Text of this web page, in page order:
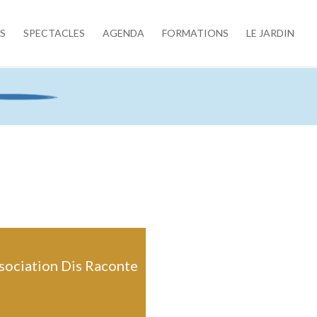
SPECTACLES AGENDA FORMATIONS LE JARDIN
Dis Raconte